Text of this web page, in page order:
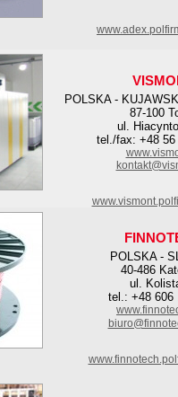
POLSKA -
87-100
ul.
tel./fax: +48 56
POLSKA -
40-486
ul.
tel.: +48 606